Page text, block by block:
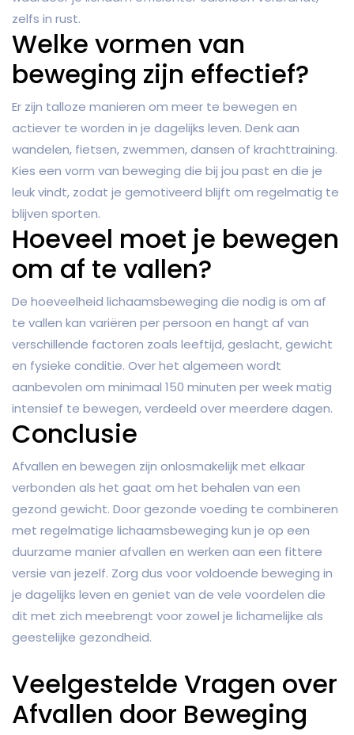
zelfs in rust.
Welke vormen van
beweging zijn effectief?
Er zijn talloze manieren om meer te bewegen en
actiever te worden in je dagelijks leven. Denk aan
wandelen, fietsen, zwemmen, dansen of krachttraining.
Kies een vorm van beweging die bij jou past en die je
leuk vindt, zodat je gemotiveerd blijft om regelmatig te
blijven sporten.
Hoeveel moet je bewegen
om af te vallen?
De hoeveelheid lichaamsbeweging die nodig is om af
te vallen kan variëren per persoon en hangt af van
verschillende factoren zoals leeftijd, geslacht, gewicht
en fysieke conditie. Over het algemeen wordt
aanbevolen om minimaal 150 minuten per week matig
intensief te bewegen, verdeeld over meerdere dagen.
Conclusie
Afvallen en bewegen zijn onlosmakelijk met elkaar
verbonden als het gaat om het behalen van een
gezond gewicht. Door gezonde voeding te combineren
met regelmatige lichaamsbeweging kun je op een
duurzame manier afvallen en werken aan een fittere
versie van jezelf. Zorg dus voor voldoende beweging in
je dagelijks leven en geniet van de vele voordelen die
dit met zich meebrengt voor zowel je lichamelijke als
geestelijke gezondheid.
Veelgestelde Vragen over
Afvallen door Beweging